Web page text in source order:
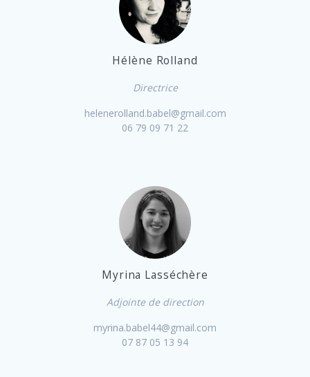
Hélène Rolland
Directrice
helenerolland.babel@gmail.com
06 79 09 71 22
Myrina Lasséchère
Adjointe de direction
myrina.babel44@gmail.com
07 87 05 13 94